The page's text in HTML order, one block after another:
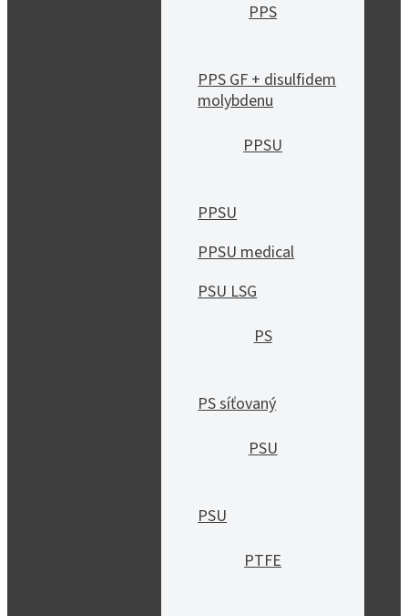
PPS
PPS GF + disulfidem
molybdenu
PPSU
PPSU
PPSU medical
PSU LSG
PS
PS síťovaný
PSU
PSU
PTFE